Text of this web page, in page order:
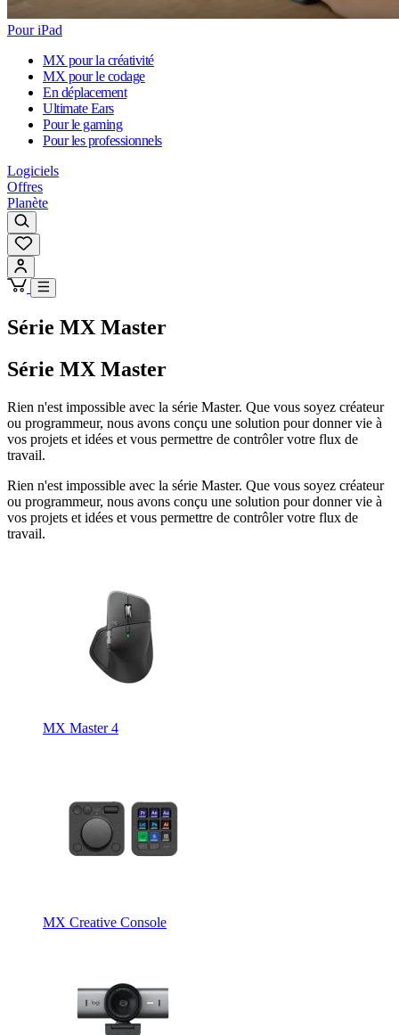
Pour iPad
MX pour la créativité
MX pour le codage
En déplacement
Ultimate Ears
Pour le gaming
Pour les professionnels
Logiciels
Offres
Planète
Série MX Master
Série MX Master
Rien n'est impossible avec la série Master. Que vous soyez créateur
ou programmeur, nous avons conçu une solution pour donner vie à
vos projets et idées et vous permettre de contrôler votre flux de
travail.
Rien n'est impossible avec la série Master. Que vous soyez créateur
ou programmeur, nous avons conçu une solution pour donner vie à
vos projets et idées et vous permettre de contrôler votre flux de
travail.
MX Master 4
MX Creative Console